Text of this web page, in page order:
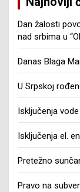
Dan žalosti
nad srbima u
Danas Blaga
U Srpskoj
Isključenja
Isključenja el.
Pretežno
Pravo na